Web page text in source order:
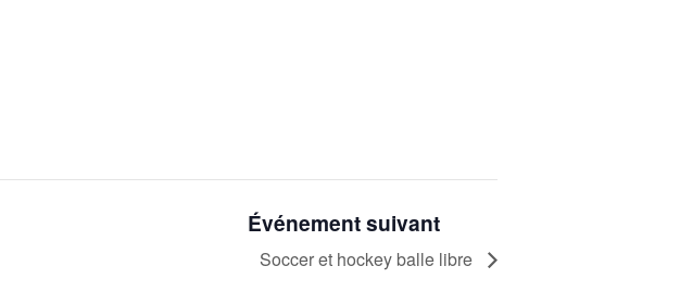
Événement suivant
Soccer et hockey balle libre